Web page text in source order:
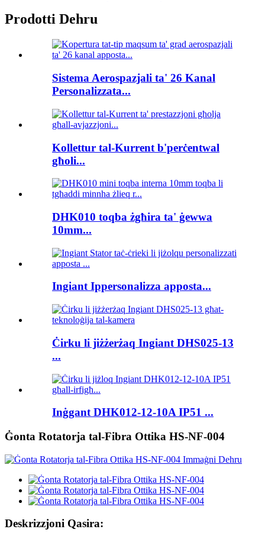
Prodotti Dehru
Sistema Aerospazjali ta' 26 Kanal
Personalizzata...
Kollettur tal-Kurrent b'perċentwal
għoli...
DHK010 toqba żgħira ta' ġewwa
10mm...
Ingiant Ippersonalizza apposta...
Ċirku li jiżżerżaq Ingiant DHS025-13
...
Inġgant DHK012-12-10A IP51 ...
Ġonta Rotatorja tal-Fibra Ottika HS-NF-004
Deskrizzjoni Qasira: